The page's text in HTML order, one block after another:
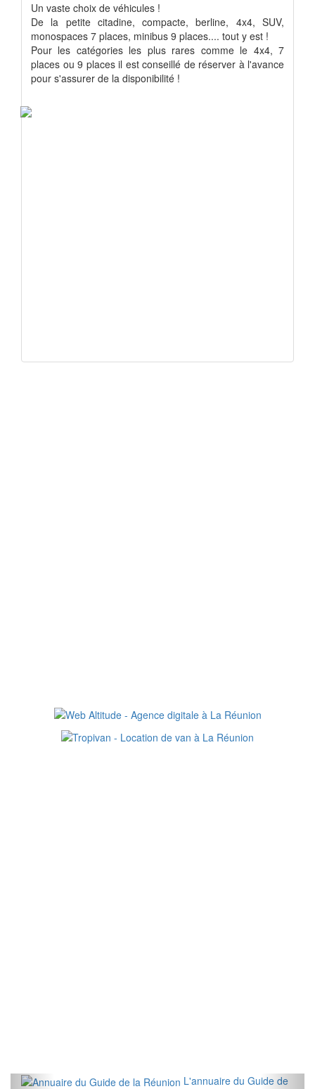
Un vaste choix de véhicules !
De la petite citadine, compacte, berline, 4x4, SUV,
monospaces 7 places, minibus 9 places.... tout y est !
Pour les catégories les plus rares comme le 4x4, 7
places ou 9 places il est conseillé de réserver à l'avance
pour s'assurer de la disponibilité !
L'annuaire du Guide de